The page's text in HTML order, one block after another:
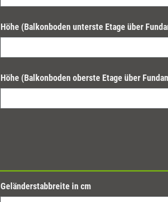
Höhe (Balkonboden unterste Etage über
Höhe (Balkonboden oberste Etage über
Geländerstabbreite in cm